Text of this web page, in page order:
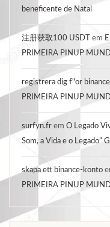
beneficente de Natal
注册获取100 USDT em
PRIMEIRA PINUP
registrera dig f"or binance
PRIMEIRA PINUP
surfyn.fr em O Legado
Som, a Vida e o Legado”
skapa ett binance-konto
PRIMEIRA PINUP